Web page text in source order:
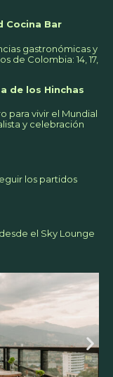
Cocina Bar
gastronómicas y
de Colombia: 14, 17,
de los Hinchas
para vivir el Mundial
y celebración
los partidos
el Sky Lounge